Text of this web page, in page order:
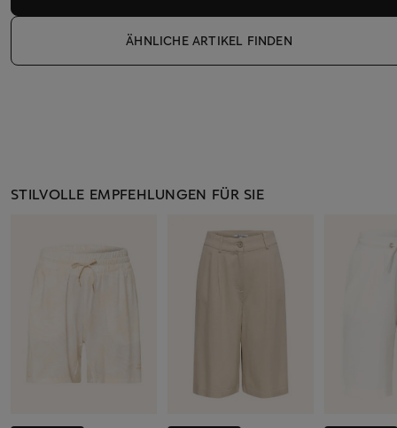
ÄHNLICHE ARTIKEL FINDEN
STILVOLLE EMPFEHLUNGEN FÜR SIE